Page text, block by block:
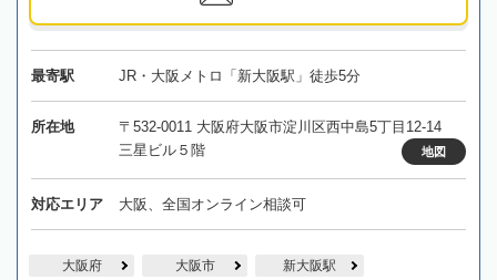
最寄駅 JR・大阪メトロ「新大阪駅」徒歩5分
所在地
〒532-0011 大阪府大阪市淀川区西中島5丁目12-14
三星ビル５階
地図
対応エリア 大阪、全国オンライン相談可
大阪府 大阪市 新大阪駅